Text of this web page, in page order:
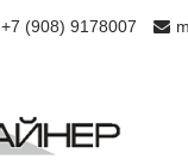
+7 (908) 9178007